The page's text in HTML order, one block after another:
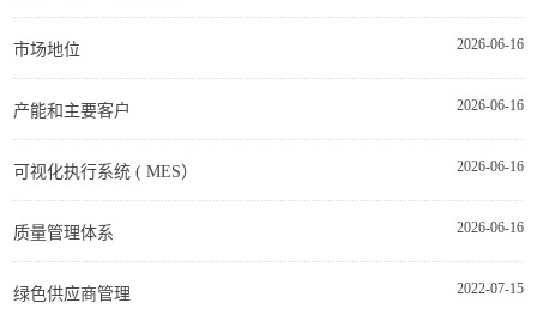
2026-06-16
市场地位
2026-06-16
产能和主要客户
2026-06-16
可视化执行系统 ( MES）
2026-06-16
质量管理体系
2022-07-15
绿色供应商管理